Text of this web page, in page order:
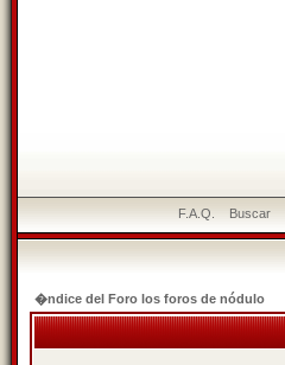
F.A.Q. Buscar
�ndice del Foro los foros de nódulo